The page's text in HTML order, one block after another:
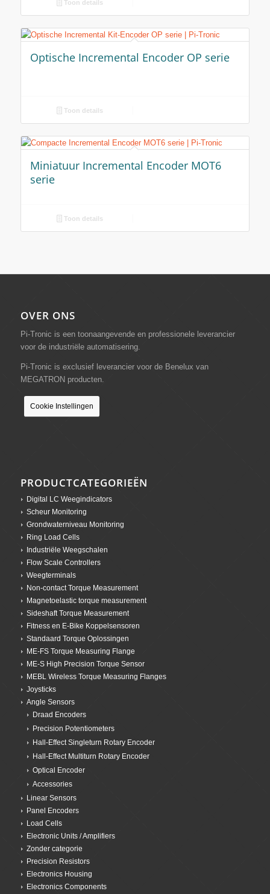
Toon details
Optische Incremental Encoder OP serie
Toon details
Miniatuur Incremental Encoder MOT6
serie
Toon details
OVER ONS
Pi-Tronic is een toonaangevende en professionele leverancier
voor de industriële automatisering.
Pi-Tronic is exclusief leverancier voor de Benelux van
MEGATRON producten.
Cookie Instellingen
PRODUCTCATEGORIEËN
Digital LC Weegindicators
Scheur Monitoring
Grondwaterniveau Monitoring
Ring Load Cells
Industriële Weegschalen
Flow Scale Controllers
Weegterminals
Non-contact Torque Measurement
Magnetoelastic torque measurement
Sideshaft Torque Measurement
Fitness en E-Bike Koppelsensoren
Standaard Torque Oplossingen
ME-FS Torque Measuring Flange
ME-S High Precision Torque Sensor
MEBL Wireless Torque Measuring Flanges
Joysticks
Angle Sensors
Draad Encoders
Precision Potentiometers
Hall-Effect Singleturn Rotary Encoder
Hall-Effect Multiturn Rotary Encoder
Optical Encoder
Accessories
Linear Sensors
Panel Encoders
Load Cells
Electronic Units / Amplifiers
Zonder categorie
Precision Resistors
Electronics Housing
Electronics Components